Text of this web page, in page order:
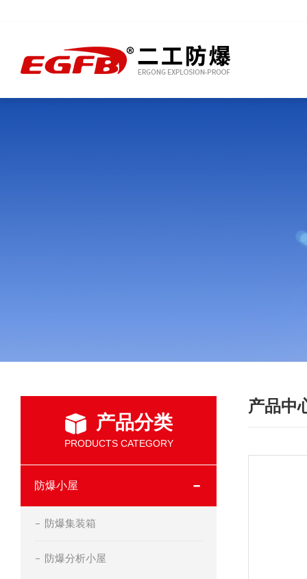
产品分类
PRODUCTS CATEGORY
防爆小屋
防爆集装箱
防爆分析小屋
产品中